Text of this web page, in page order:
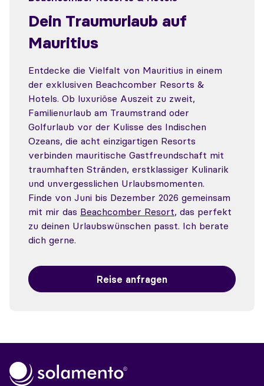
Dein Traumurlaub auf
Mauritius
Entdecke die Vielfalt von Mauritius in einem
der exklusiven Beachcomber Resorts &
Hotels. Ob luxuriöse Auszeit zu zweit,
Familienurlaub am Traumstrand oder
Golfurlaub vor der Kulisse des Indischen
Ozeans, die acht einzigartigen Resorts
verbinden mauritische Gastfreundschaft mit
traumhaften Stränden, erstklassiger Kulinarik
und unvergesslichen Urlaubsmomenten.
Finde von Juni bis Dezember 2026 gemeinsam
mit mir das Beachcomber Resort, das perfekt
zu deinen Urlaubswünschen passt. Ich berate
dich gerne.
Reise anfragen